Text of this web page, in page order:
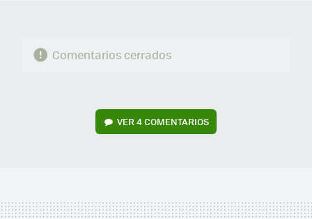
Comentarios cerrados
VER 4 COMENTARIOS